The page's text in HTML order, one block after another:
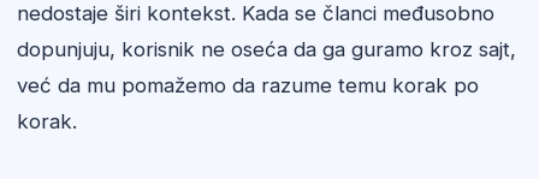
nedostaje širi kontekst. Kada se članci međusobno
dopunjuju, korisnik ne oseća da ga guramo kroz sajt,
već da mu pomažemo da razume temu korak po
korak.